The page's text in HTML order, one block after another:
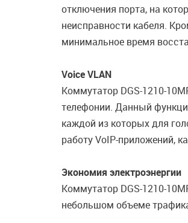
отключения порта, на
неисправности кабеля.
минимальное время
Voice VLAN
Коммутатор DGS-1210-
телефонии. Данный
каждой из которых для
работу VoIP-приложений,
Экономия электроэнергии
Коммутатор DGS-1210-
небольшом объеме